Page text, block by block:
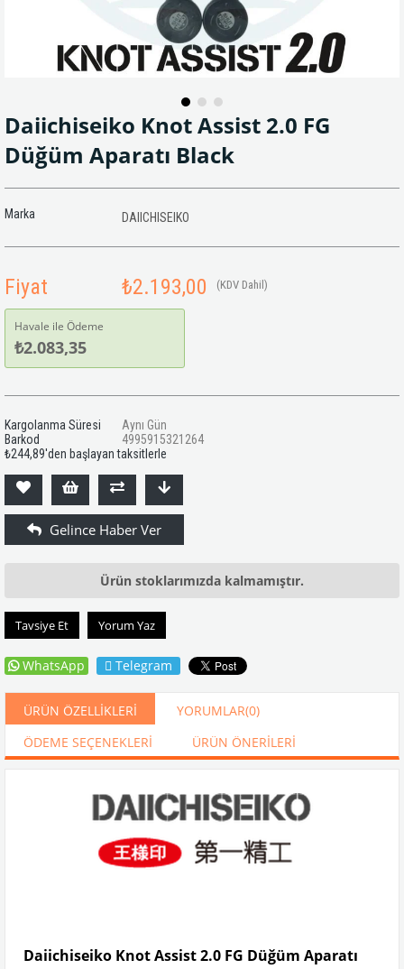
Daiichiseiko Knot Assist 2.0 FG
Düğüm Aparatı Black
Marka DAIICHISEIKO
Fiyat ₺2.193,00 (KDV Dahil)
Havale ile Ödeme
₺2.083,35
Kargolanma Süresi
Aynı Gün
Barkod
4995915321264
₺244,89'den başlayan taksitlerle
Ürün stoklarımızda kalmamıştır.
Tavsiye Et Yorum Yaz
WhatsApp Telegram
ÜRÜN ÖZELLIKLERI YORUMLAR(0)
ÖDEME SEÇENEKLERI
ÜRÜN ÖNERILERI
Daiichiseiko Knot Assist 2.0 FG Düğüm Aparatı